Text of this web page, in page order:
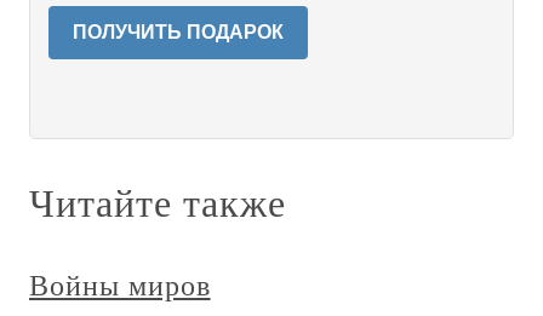
ПОЛУЧИТЬ ПОДАРОК
Читайте также
Войны миров